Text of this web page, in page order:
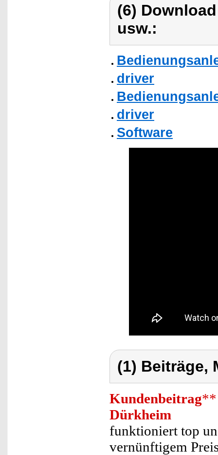
(6)
usw.:
driver
driver
Software
(1) Beiträge,
Kundenbeitrag**
Dürkheim
funktioniert top
vernünftigem